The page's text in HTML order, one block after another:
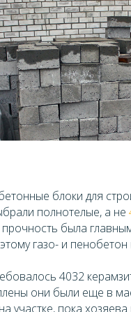
блоки для
полнотелые, а не
прочность была
газо- и
4032
они были еще в
участке, пока